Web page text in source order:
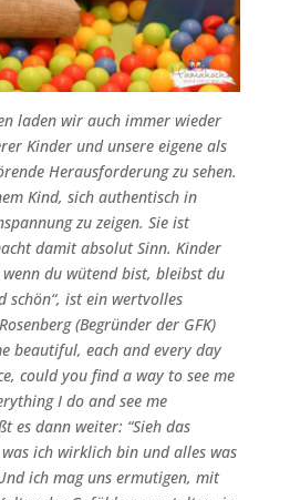
laden wir auch immer wieder
Kinder und unsere eigene als
Herausforderung zu sehen.
Kind, sich authentisch in
zu zeigen. Sie ist
damit absolut Sinn. Kinder
wenn du wütend bist, bleibst du
schön“, ist ein wertvolles
(Begründer der GFK)
beautiful, each and every day
could you find a way to see me
I do and see me
es dann weiter: “Sieh das
ich wirklich bin und alles was
ich mag uns ermutigen, mit